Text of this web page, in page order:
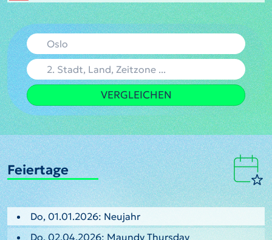
VERGLEICHEN
Feiertage
Do, 01.01.2026: Neujahr
Do, 02.04.2026: Maundy Thursday